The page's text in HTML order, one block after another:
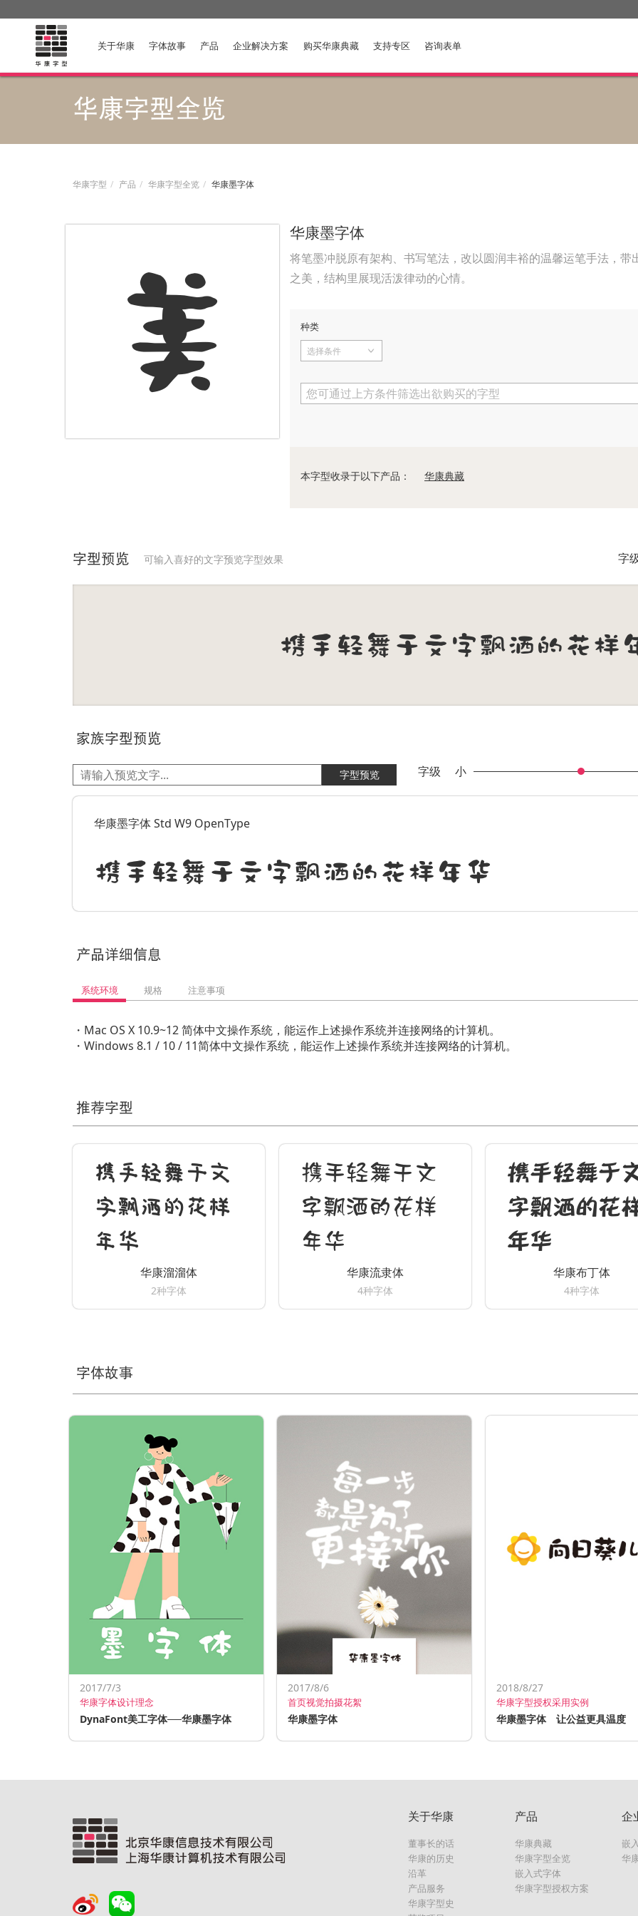
关于华康 字体故事 产品 企业解决方案 购买华康典藏 支持专区 咨询表单
华康字型全览
华康字型 产品 华康字型全览 华康墨字体
美
华康墨字体
将笔墨冲脱原有架构、书写笔法，改以圆润丰裕的温馨运笔手法，
之美，结构里展现活泼律动的心情。
种类
选择条件
您可通过上方条件筛选出欲购买的字型
本字型收录于以下产品： 华康典藏
字型预览 可输入喜好的文字预览字型效果 字
家族字型预览
字型预览 字级 小
华康墨字体 Std W9 OpenType
携手轻舞于文字飘洒的花样年华
产品详细信息
系统环境 规格 注意事项
・Mac OS X 10.9~12 简体中文操作系统，能运作上述操作系统并连接网络的计算机。
・Windows 8.1 / 10 / 11简体中文操作系统，能运作上述操作系统并连接网络的计算机。
推荐字型
携手轻舞于文
字飘洒的花样
年华
华康溜溜体
2种字体
携手轻舞于文
字飘洒的花样
年华
华康流隶体
4种字体
携手轻舞于
字飘洒的花
年华
华康布丁体
4种字体
字体故事
2017/7/3
华康字体设计理念
DynaFont美工字体──华康墨字体
2017/8/6
首页视觉拍摄花絮
华康墨字体
2018/8/27
华康字型授权采用实例
华康墨字体 让公益更具温度
关于华康
董事长的话
华康的历史
沿革
产品服务
华康字型史
产品
华康典藏
华康字型全览
嵌入式字体
华康字型授权方案
企
嵌
华